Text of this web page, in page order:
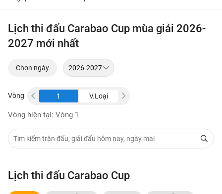
Lịch thi đấu Carabao Cup mùa giải 2026-
2027 mới nhất
Chọn ngày
Vòng
V.Loại 1 V.Loại
Vòng hiện tại: Vòng 1
Lịch thi đấu Carabao Cup